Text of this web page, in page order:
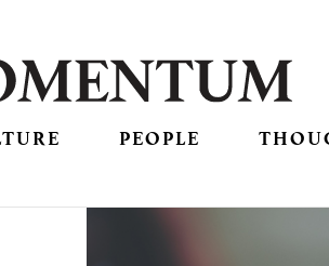
PEOPLE